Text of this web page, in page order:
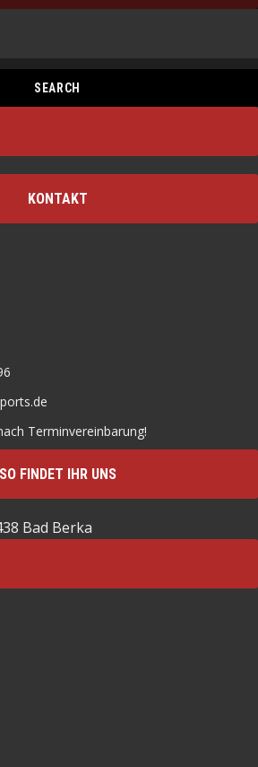
KONTAKT
Terminvereinbarung!
SO FINDET IHR UNS
Bad Berka